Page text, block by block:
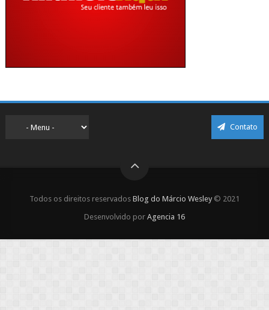
Contato
Todos os direitos reservados Blog do Márcio Wesley © 2021
Desenvolvido por Agencia 16